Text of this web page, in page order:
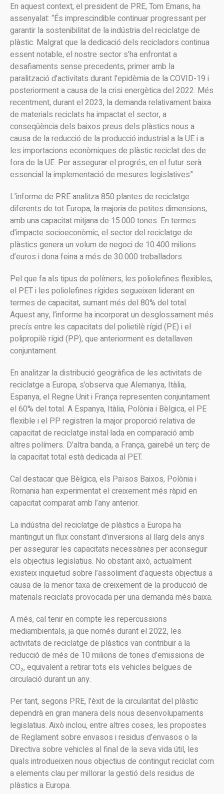
En aquest context, el president de PRE, Tom Emans, ha
assenyalat: “És imprescindible continuar progressant per
garantir la sostenibilitat de la indústria del reciclatge de
plàstic. Malgrat que la dedicació dels recicladors continua
essent notable, el nostre sector s’ha enfrontat a
desafiaments sense precedents, primer amb la
paralització d’activitats durant l’epidèmia de la COVID-19 i
posteriorment a causa de la crisi energètica del 2022. Més
recentment, durant el 2023, la demanda relativament baixa
de materials reciclats ha impactat el sector, a
conseqüència dels baixos preus dels plàstics nous a
causa de la reducció de la producció industrial a la UE i a
les importacions econòmiques de plàstic reciclat des de
fora de la UE. Per assegurar el progrés, en el futur serà
essencial la implementació de mesures legislatives”.
L’informe de PRE analitza 850 plantes de reciclatge
diferents de tot Europa, la majoria de petites dimensions,
amb una capacitat mitjana de 15.000 tones. En termes
d’impacte socioeconòmic, el sector del reciclatge de
plàstics genera un volum de negoci de 10.400 milions
d’euros i dona feina a més de 30.000 treballadors.
Pel que fa als tipus de polímers, les poliolefines flexibles,
el PET i les poliolefines rígides segueixen liderant en
termes de capacitat, sumant més del 80% del total.
Aquest any, l’informe ha incorporat un desglossament més
precís entre les capacitats del polietilè rígid (PE) i el
polipropilè rígid (PP), que anteriorment es detallaven
conjuntament.
En analitzar la distribució geogràfica de les activitats de
reciclatge a Europa, s’observa que Alemanya, Itàlia,
Espanya, el Regne Unit i França representen conjuntament
el 60% del total. A Espanya, Itàlia, Polònia i Bèlgica, el PE
flexible i el PP registren la major proporció relativa de
capacitat de reciclatge instal·lada en comparació amb
altres polímers. D’altra banda, a França, gairebé un terç de
la capacitat total està dedicada al PET.
Cal destacar que Bèlgica, els Països Baixos, Polònia i
Romania han experimentat el creixement més ràpid en
capacitat comparat amb l’any anterior.
La indústria del reciclatge de plàstics a Europa ha
mantingut un flux constant d’inversions al llarg dels anys
per assegurar les capacitats necessàries per aconseguir
els objectius legislatius. No obstant això, actualment
existeix inquietud sobre l’assoliment d’aquests objectius a
causa de la menor taxa de creixement de la producció de
materials reciclats provocada per una demanda més baixa.
A més, cal tenir en compte les repercussions
mediambientals, ja que només durant el 2022, les
activitats de reciclatge de plàstics van contribuir a la
reducció de més de 10 milions de tones d’emissions de
CO₂, equivalent a retirar tots els vehicles belgues de
circulació durant un any.
Per tant, segons PRE, l’èxit de la circularitat del plàstic
dependrà en gran manera dels nous desenvolupaments
legislatius. Això inclou, entre altres coses, les propostes
de Reglament sobre envasos i residus d’envasos o la
Directiva sobre vehicles al final de la seva vida útil, les
quals introdueixen nous objectius de contingut reciclat com
a elements clau per millorar la gestió dels residus de
plàstics a Europa.